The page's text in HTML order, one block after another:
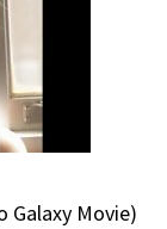
Galaxy Movie)